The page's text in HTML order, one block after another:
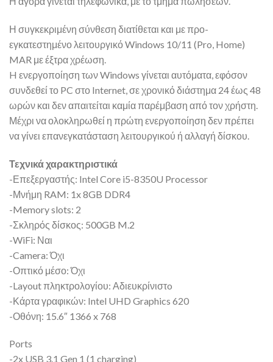
Η συγκεκριμένη σύνθεση διατίθεται και με προ-
εγκατεστημένο λειτουργικό Windows 10/11 (Pro, Home)
MAR με έξτρα χρέωση.
H ενεργοποίηση των Windows γίνεται αυτόματα, εφόσον
συνδεθεί το PC στο Internet, σε χρονικό διάστημα 24 έως 48
ωρών και δεν απαιτείται καμία παρέμβαση από τον χρήστη.
Μέχρι να ολοκληρωθεί η πρώτη ενεργοποίηση δεν πρέπει
να γίνει επανεγκατάσταση λειτουργικού ή αλλαγή δίσκου.
Τεχνικά χαρακτηριστικά
-Επεξεργαστής: Intel Core i5-8350U Processor
-Μνήμη RAM: 1x 8GB DDR4
-Memory slots: 2
-Σκληρός δίσκος: 500GB M.2
-WiFi: Ναι
-Camera: Όχι
-Οπτικό μέσο: Όχι
-Layout πληκτρολογίου: Αδιευκρίνιστo
-Κάρτα γραφικών: Intel UHD Graphics 620
-Οθόνη: 15.6″ 1366 x 768
Ports
-2x USB 3.1 Gen 1 (1 charging)